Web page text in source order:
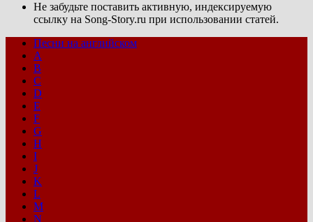
Не забудьте поставить активную, индексируемую
ссылку на Song-Story.ru при использовании статей.
Песни на английском
A
B
C
D
E
F
G
H
I
J
K
L
M
N